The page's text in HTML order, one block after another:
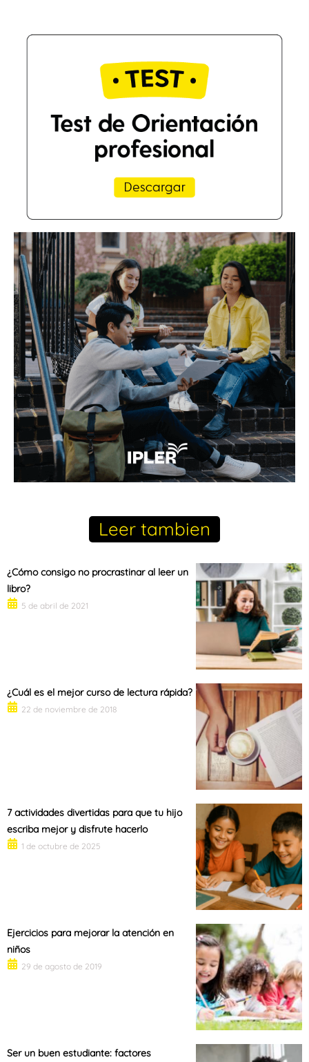
Leer tambien
¿Cómo consigo no procrastinar al leer un
libro?
5 de abril de 2021
¿Cuál es el mejor curso de lectura rápida?
22 de noviembre de 2018
7 actividades divertidas para que tu hijo
escriba mejor y disfrute hacerlo
1 de octubre de 2025
Ejercicios para mejorar la atención en
niños
29 de agosto de 2019
Ser un buen estudiante: factores